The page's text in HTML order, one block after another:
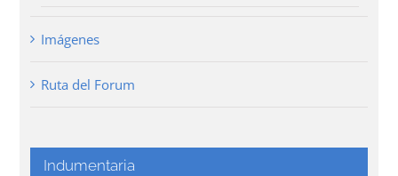
Imágenes
Ruta del Forum
Indumentaria